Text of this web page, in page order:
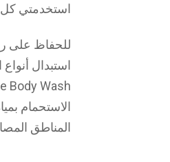
استخدمتي
للحفاظ على
استبدال
الاستحمام
المناطق